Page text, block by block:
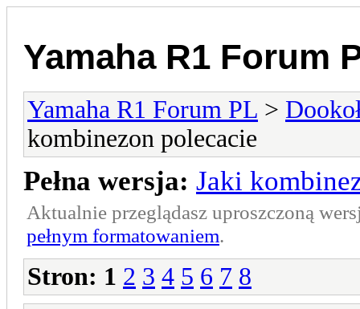
Yamaha R1 Forum
Yamaha R1 Forum PL >
kombinezon polecacie
Pełna wersja: Jaki
Aktualnie przeglądasz uproszczoną
pełnym formatowaniem.
Stron: 1 2 3 4 5 6 7 8